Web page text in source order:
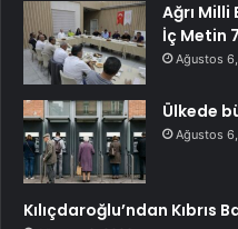
Ağrı
İç Metin
Ağustos
Ülkede
Ağustos
Kılıçdaroğlu’ndan Kıbrıs